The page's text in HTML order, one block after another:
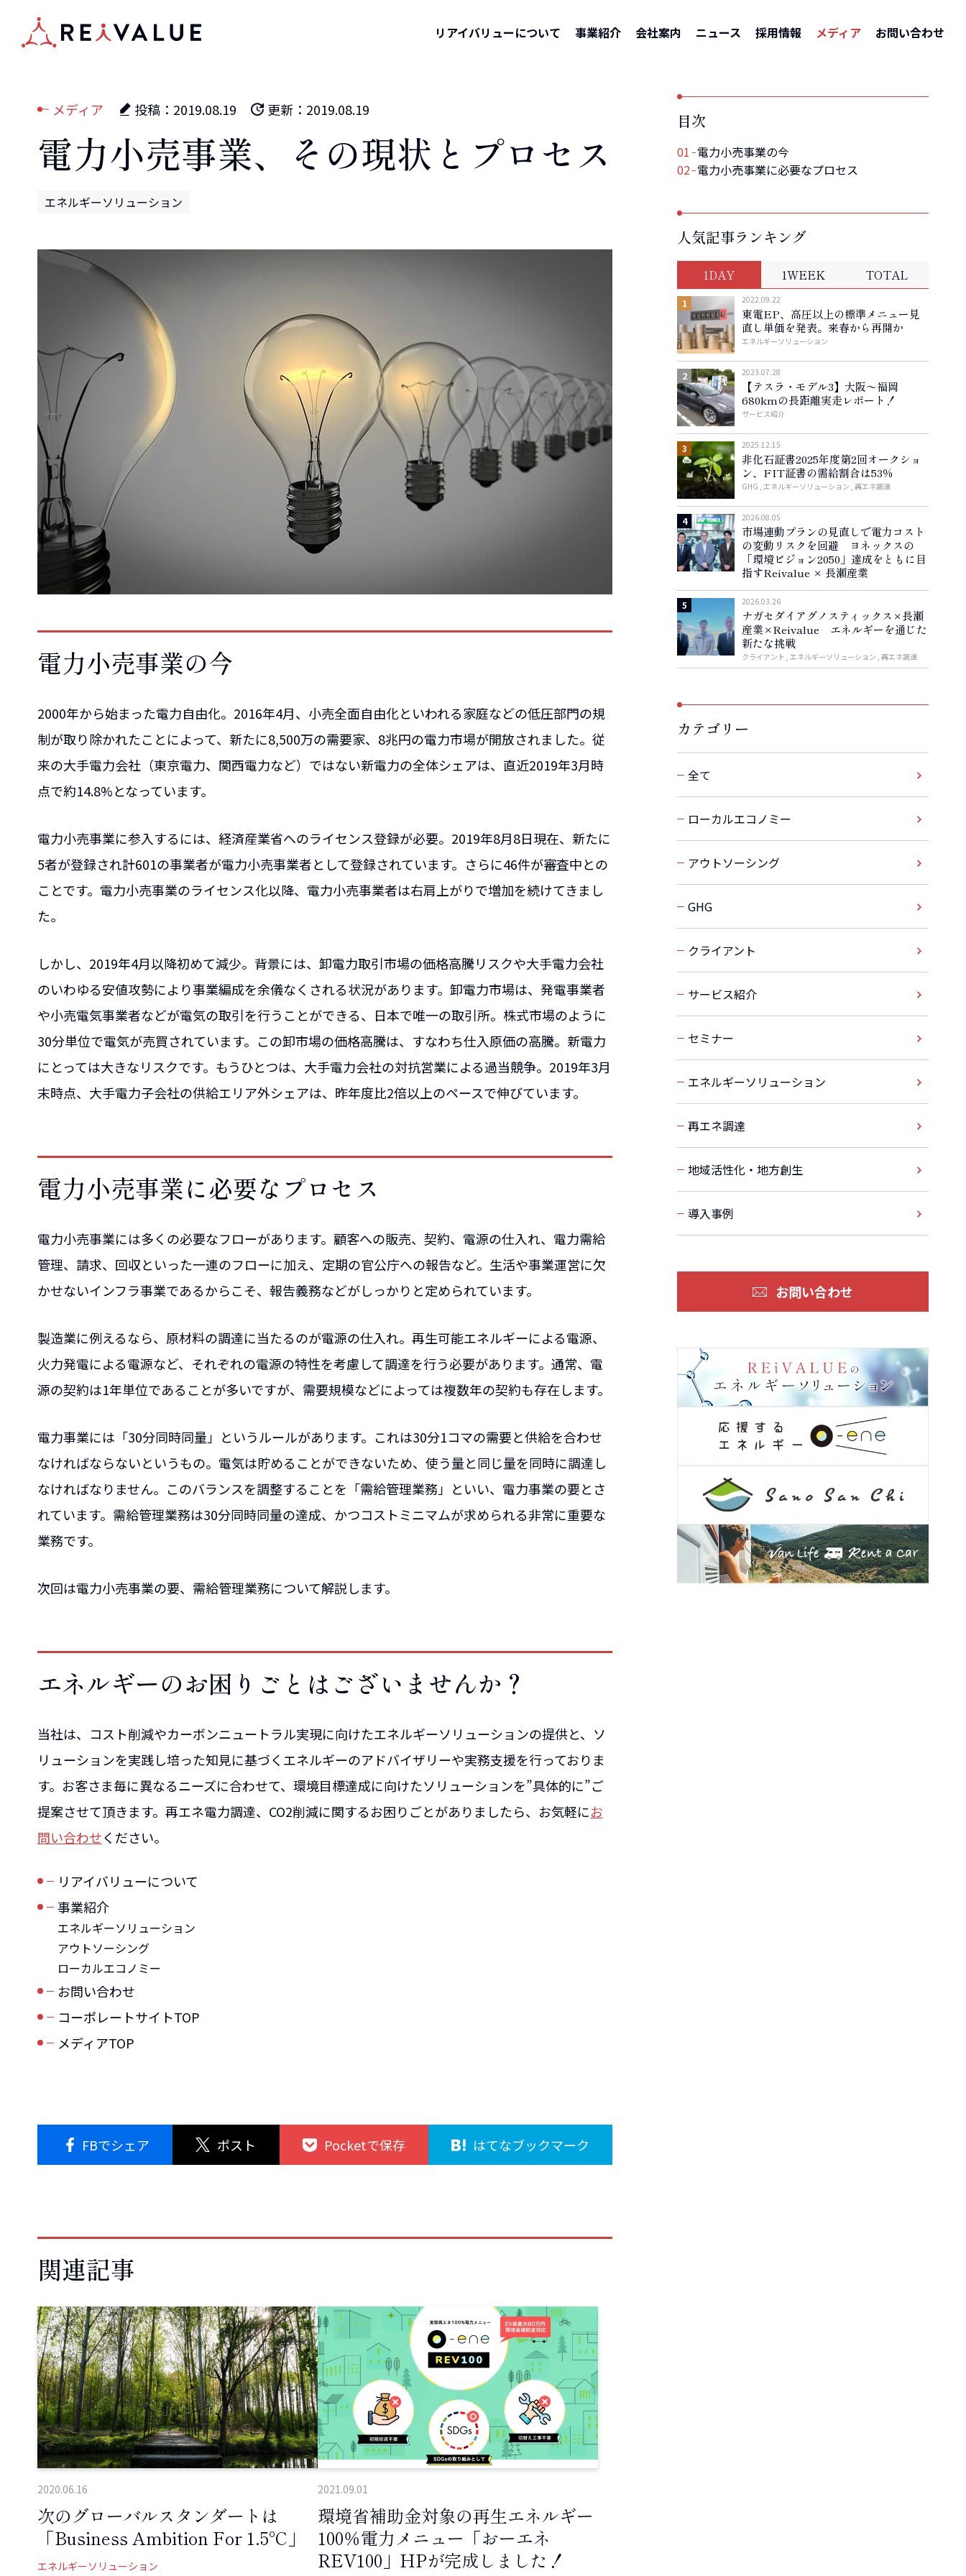
リアイバリューについて 事業紹介 会社案内 ニュース 採用情報 メディア お問い合わせ
メディア 投稿： 2019.08.19 更新： 2019.08.19
電力小売事業、その現状とプロセス
エネルギーソリューション
電力小売事業の今
2000年から始まった電力自由化。2016年4月、小売全面自由化といわれる家庭などの低圧部門の規
制が取り除かれたことによって、新たに8,500万の需要家、8兆円の電力市場が開放されました。従
来の大手電力会社（東京電力、関西電力など）ではない新電力の全体シェアは、直近2019年3月時
点で約14.8%となっています。
電力小売事業に参入するには、経済産業省へのライセンス登録が必要。2019年8月8日現在、新たに
5者が登録され計601の事業者が電力小売事業者として登録されています。さらに46件が審査中との
ことです。電力小売事業のライセンス化以降、電力小売事業者は右肩上がりで増加を続けてきまし
た。
しかし、2019年4月以降初めて減少。背景には、卸電力取引市場の価格高騰リスクや大手電力会社
のいわゆる安値攻勢により事業編成を余儀なくされる状況があります。卸電力市場は、発電事業者
や小売電気事業者などが電気の取引を行うことができる、日本で唯一の取引所。株式市場のように
30分単位で電気が売買されています。この卸市場の価格高騰は、すなわち仕入原価の高騰。新電力
にとっては大きなリスクです。もうひとつは、大手電力会社の対抗営業による過当競争。2019年3月
末時点、大手電力子会社の供給エリア外シェアは、昨年度比2倍以上のペースで伸びています。
電力小売事業に必要なプロセス
電力小売事業には多くの必要なフローがあります。顧客への販売、契約、電源の仕入れ、電力需給
管理、請求、回収といった一連のフローに加え、定期の官公庁への報告など。生活や事業運営に欠
かせないインフラ事業であるからこそ、報告義務などがしっかりと定められています。
製造業に例えるなら、原材料の調達に当たるのが電源の仕入れ。再生可能エネルギーによる電源、
火力発電による電源など、それぞれの電源の特性を考慮して調達を行う必要があります。通常、電
源の契約は1年単位であることが多いですが、需要規模などによっては複数年の契約も存在します。
電力事業には「30分同時同量」というルールがあります。これは30分1コマの需要と供給を合わせ
なければならないというもの。電気は貯めることができないため、使う量と同じ量を同時に調達し
なければなりません。このバランスを調整することを「需給管理業務」といい、電力事業の要とさ
れています。需給管理業務は30分同時同量の達成、かつコストミニマムが求められる非常に重要な
業務です。
次回は電力小売事業の要、需給管理業務について解説します。
エネルギーのお困りごとはございませんか？
当社は、コスト削減やカーボンニュートラル実現に向けたエネルギーソリューションの提供と、ソ
リューションを実践し培った知見に基づくエネルギーのアドバイザリーや実務支援を行っておりま
す。お客さま毎に異なるニーズに合わせて、環境目標達成に向けたソリューションを”具体的に”ご
提案させて頂きます。再エネ電力調達、CO2削減に関するお困りごとがありましたら、お気軽にお
問い合わせください。
リアイバリューについて
事業紹介
エネルギーソリューション
アウトソーシング
ローカルエコノミー
お問い合わせ
コーポレートサイトTOP
メディアTOP
FBでシェア ポスト Pocketで保存 はてなブックマーク
関連記事
2020.06.16
次のグローバルスタンダートは
「Business Ambition For 1.5°C」
エネルギーソリューション
2021.09.01
環境省補助金対象の再生エネルギー
100％電力メニュー「おーエネ
REV100」HPが完成しました！
目次
電力小売事業の今
電力小売事業に必要なプロセス
人気記事ランキング
1DAY 1WEEK TOTAL
2022.09.22
東電EP、高圧以上の標準メニュー見
直し単価を発表。来春から再開か
エネルギーソリューション
2023.07.28
【テスラ・モデル3】大阪〜福岡
680kmの長距離実走レポート！
サービス紹介
2025.12.15
非化石証書2025年度第2回オークショ
ン、FIT証書の需給割合は53％
GHG エネルギーソリューション 再エネ調達
2026.08.05
市場連動プランの見直しで電力コスト
の変動リスクを回避 ヨネックスの
「環境ビジョン2050」達成をともに目
指すReivalue × 長瀬産業
2026.03.26
ナガセダイアグノスティックス×長瀬
産業×Reivalue エネルギーを通じた
新たな挑戦
クライアント エネルギーソリューション 再エネ調達
カテゴリー
全て
ローカルエコノミー
アウトソーシング
GHG
クライアント
サービス紹介
セミナー
エネルギーソリューション
再エネ調達
地域活性化・地方創生
導入事例
お問い合わせ